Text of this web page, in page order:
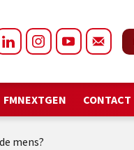
FMNEXTGEN CONTACT
mens?